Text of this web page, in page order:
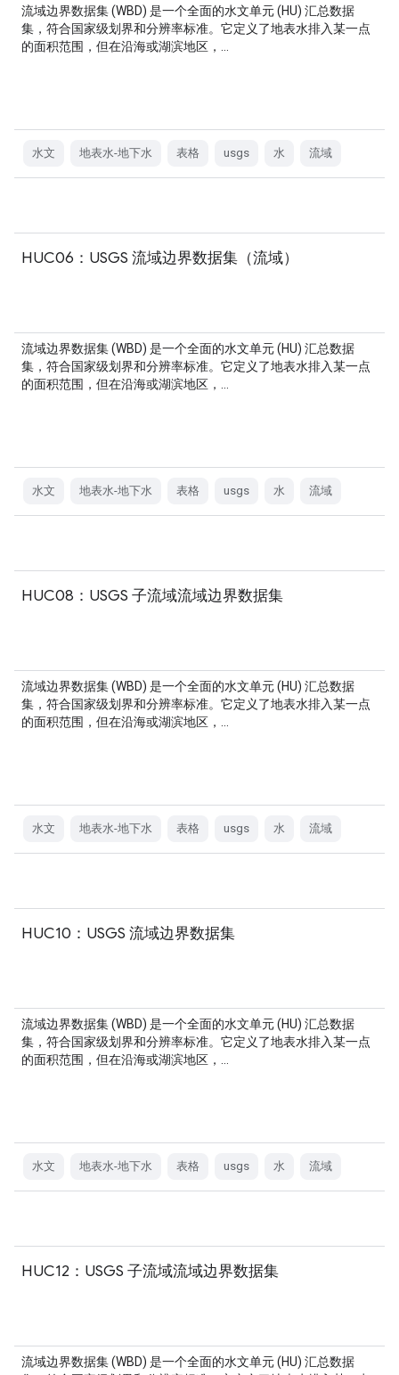
流域边界数据集 (WBD) 是一个全面的水文单元 (HU) 汇总数据
集，符合国家级划界和分辨率标准。它定义了地表水排入某一点
的面积范围，但在沿海或湖滨地区，…
水文 地表水-地下水 表格 usgs 水 流域
HUC06：USGS 流域边界数据集（流域）
流域边界数据集 (WBD) 是一个全面的水文单元 (HU) 汇总数据
集，符合国家级划界和分辨率标准。它定义了地表水排入某一点
的面积范围，但在沿海或湖滨地区，…
水文 地表水-地下水 表格 usgs 水 流域
HUC08：USGS 子流域流域边界数据集
流域边界数据集 (WBD) 是一个全面的水文单元 (HU) 汇总数据
集，符合国家级划界和分辨率标准。它定义了地表水排入某一点
的面积范围，但在沿海或湖滨地区，…
水文 地表水-地下水 表格 usgs 水 流域
HUC10：USGS 流域边界数据集
流域边界数据集 (WBD) 是一个全面的水文单元 (HU) 汇总数据
集，符合国家级划界和分辨率标准。它定义了地表水排入某一点
的面积范围，但在沿海或湖滨地区，…
水文 地表水-地下水 表格 usgs 水 流域
HUC12：USGS 子流域流域边界数据集
流域边界数据集 (WBD) 是一个全面的水文单元 (HU) 汇总数据